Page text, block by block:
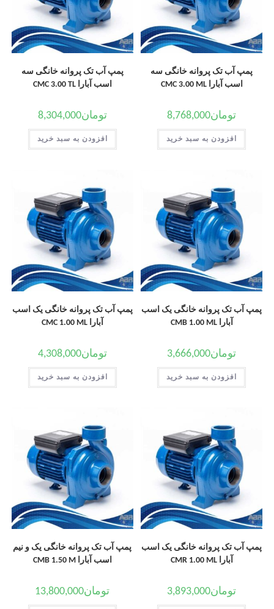
پمپ آب تک پروانه خانگی سه
اسب آبارا CMC 3.00 ML
تومان8,768,000
افزودن به سبد خرید
پمپ آب تک پروانه خانگی سه
اسب آبارا CMC 3.00 TL
تومان8,304,000
افزودن به سبد خرید
پمپ آب تک پروانه خانگی یک اسب
آبارا CMB 1.00 ML
تومان3,666,000
افزودن به سبد خرید
پمپ آب تک پروانه خانگی یک اسب
آبارا CMC 1.00 ML
تومان4,308,000
افزودن به سبد خرید
پمپ آب تک پروانه خانگی یک اسب
آبارا CMR 1.00 ML
تومان3,893,000
پمپ آب تک پروانه خانگی یک و نیم
اسب آبارا CMB 1.50 M
تومان13,800,000